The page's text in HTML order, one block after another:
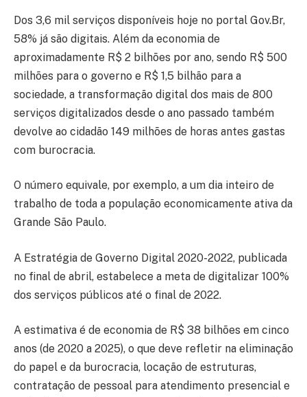
Dos 3,6 mil serviços disponíveis hoje no portal Gov.Br,
58% já são digitais. Além da economia de
aproximadamente R$ 2 bilhões por ano, sendo R$ 500
milhões para o governo e R$ 1,5 bilhão para a
sociedade, a transformação digital dos mais de 800
serviços digitalizados desde o ano passado também
devolve ao cidadão 149 milhões de horas antes gastas
com burocracia.
O número equivale, por exemplo, a um dia inteiro de
trabalho de toda a população economicamente ativa da
Grande São Paulo.
A Estratégia de Governo Digital 2020-2022, publicada
no final de abril, estabelece a meta de digitalizar 100%
dos serviços públicos até o final de 2022.
A estimativa é de economia de R$ 38 bilhões em cinco
anos (de 2020 a 2025), o que deve refletir na eliminação
do papel e da burocracia, locação de estruturas,
contratação de pessoal para atendimento presencial e